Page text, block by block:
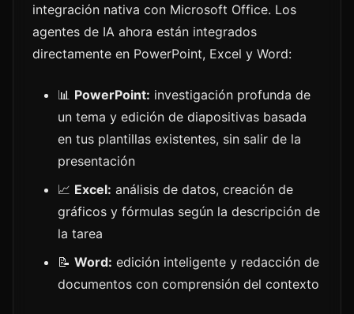
integración nativa con Microsoft Office. Los
agentes de IA ahora están integrados
directamente en PowerPoint, Excel y Word:
📊 PowerPoint: investigación profunda de
un tema y edición de diapositivas basada
en tus plantillas existentes, sin salir de la
presentación
📈 Excel: análisis de datos, creación de
gráficos y fórmulas según la descripción de
la tarea
📝 Word: edición inteligente y redacción de
documentos con comprensión del contexto